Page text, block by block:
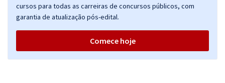
CRM ES - Conselho Regional de Medicina do Espírito Santo - Auxiliar
Administrativo
R$ 303,84à vista
cursos para todas as carreiras de concursos públicos, com
garantia de atualização pós-edital.
Comece hoje